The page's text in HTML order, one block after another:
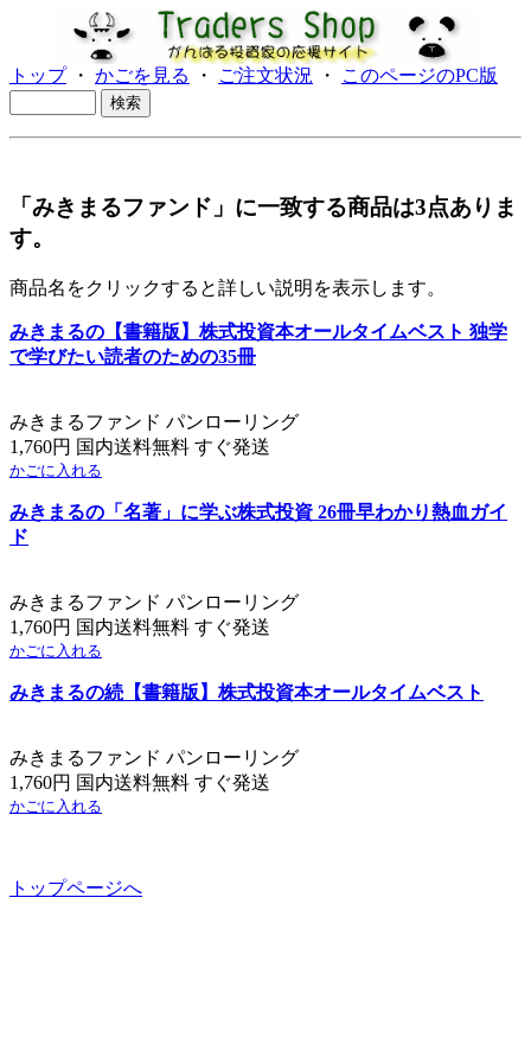
トップ・ かごを見る ・ ご注文状況 ・ このページのPC版
「みきまるファンド」に一致する商品は3点ありま
す。
商品名をクリックすると詳しい説明を表示します。
みきまるの【書籍版】株式投資本オールタイムベスト 独学
で学びたい読者のための35冊
みきまるファンド パンローリング
1,760円 国内送料無料 すぐ発送
かごに入れる
みきまるの「名著」に学ぶ株式投資 26冊早わかり熱血ガイ
ド
みきまるファンド パンローリング
1,760円 国内送料無料 すぐ発送
かごに入れる
みきまるの続【書籍版】株式投資本オールタイムベスト
みきまるファンド パンローリング
1,760円 国内送料無料 すぐ発送
かごに入れる
トップページへ